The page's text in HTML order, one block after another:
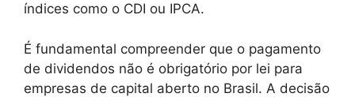
índices como o CDI ou IPCA.
É fundamental compreender que o pagamento
de dividendos não é obrigatório por lei para
empresas de capital aberto no Brasil. A decisão